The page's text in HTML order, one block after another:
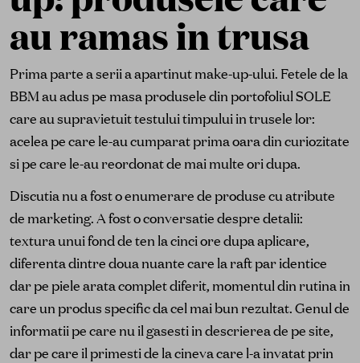
au ramas in trusa
Prima parte a serii a apartinut make-up-ului. Fetele de la
BBM au adus pe masa produsele din portofoliul SOLE
care au supravietuit testului timpului in trusele lor:
acelea pe care le-au cumparat prima oara din curiozitate
si pe care le-au reordonat de mai multe ori dupa.
Discutia nu a fost o enumerare de produse cu atribute
de marketing. A fost o conversatie despre detalii:
textura unui fond de ten la cinci ore dupa aplicare,
diferenta dintre doua nuante care la raft par identice
dar pe piele arata complet diferit, momentul din rutina in
care un produs specific da cel mai bun rezultat. Genul de
informatii pe care nu il gasesti in descrierea de pe site,
dar pe care il primesti de la cineva care l-a invatat prin